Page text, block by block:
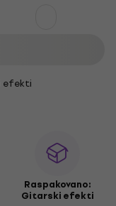
efekti
Raspakovano:
Gitarski efekti